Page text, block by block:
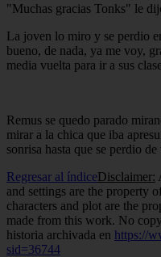
"Muchas gracias Tonks" le
La joven lo miro y se perdio
bueno, de nada, ya me voy,
media vuelta para ir a sus
Remus se quedo parado
mirar a la chica que iba
sonrisa hasta que se perdio de
Regresar al índiceDisclaimer:
and settings are the property
characters and plot are the
made from this work. No
historia archivada en https://
sid=36744